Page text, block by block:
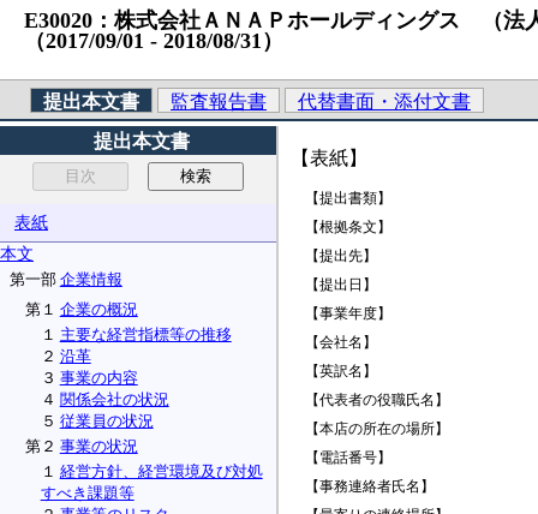
E30020：株式会社ＡＮＡＰホールディングス （法
（2017/09/01 ‐ 2018/08/31）
提出本文書 監査報告書
代替書面・添付文書
提出本文書